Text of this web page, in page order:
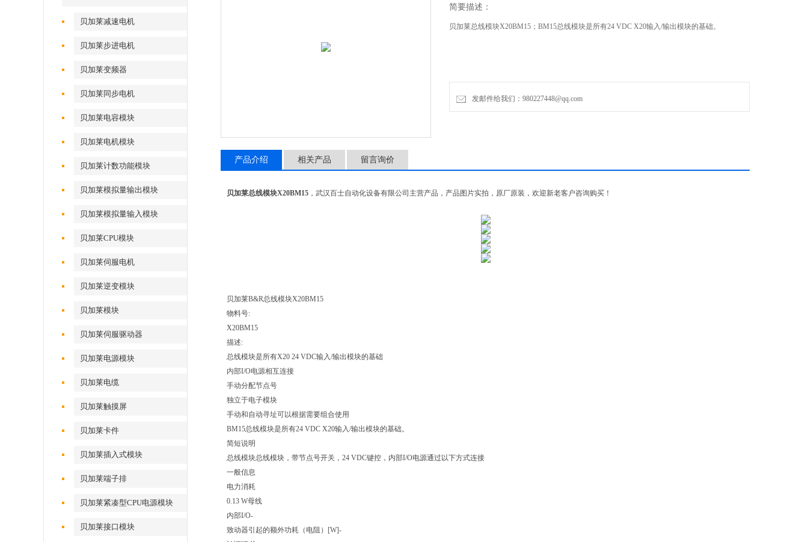
贝加莱减速电机
贝加莱步进电机
贝加莱变频器
贝加莱同步电机
贝加莱电容模块
贝加莱电机模块
贝加莱计数功能模块
贝加莱模拟量输出模块
贝加莱模拟量输入模块
贝加莱CPU模块
贝加莱伺服电机
贝加莱逆变模块
贝加莱模块
贝加莱伺服驱动器
贝加莱电源模块
贝加莱电缆
贝加莱触摸屏
贝加莱卡件
贝加莱插入式模块
贝加莱端子排
贝加莱紧凑型CPU电源模块
贝加莱接口模块
简要描述：
贝加莱总线模块X20BM15；BM15总线模块是所有24 VDC X20输入/输出模块的基础。
发邮件给我们：980227448@qq.com
产品介绍 相关产品 留言询价
贝加莱总线模块X20BM15 ，武汉百士自动化设备有限公司主营产品，产品图片实拍，原厂原装，欢迎新老客户咨询购买！
贝加莱B&R总线模块X20BM15
物料号:
X20BM15
描述:
总线模块是所有X20 24 VDC输入/输出模块的基础
内部I/O电源相互连接
手动分配节点号
独立于电子模块
手动和自动寻址可以根据需要组合使用
BM15总线模块是所有24 VDC X20输入/输出模块的基础。
简短说明
总线模块总线模块，带节点号开关，24 VDC键控，内部I/O电源通过以下方式连接
一般信息
电力消耗
0.13 W母线
内部I/O-
致动器引起的额外功耗（电阻）[W]-